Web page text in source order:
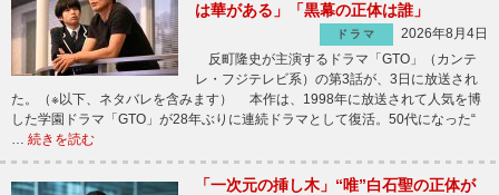
は華がある」「黒幕の正体は誰」
ドラマ
2026年8月4日
反町隆史が主演するドラマ「GTO」（カンテ
レ・フジテレビ系）の第3話が、3日に放送され
た。（※以下、ネタバレを含みます） 本作は、1998年に放送されて人気を博
した学園ドラマ「GTO」が28年ぶりに連続ドラマとして復活。50代になった“
… 続きを読む
「一次元の挿し木」“唯”白石聖の正体が